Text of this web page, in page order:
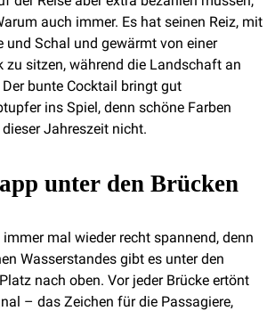
auch immer. Es hat seinen Reiz, mit
und Schal und gewärmt von einer
zu sitzen, während die Landschaft an
bunte Cocktail bringt gut
ins Spiel, denn schöne Farben
Jahreszeit nicht.
unter den Brücken
mal wieder recht spannend, denn
Wasserstandes gibt es unter den
nach oben. Vor jeder Brücke ertönt
– das Zeichen für die Passagiere,